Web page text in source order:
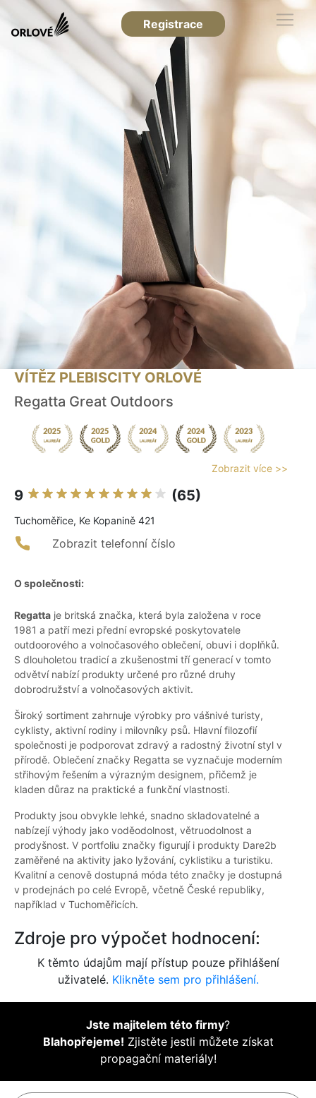
Registrace
VÍTĚZ PLEBISCITY ORLOVÉ
Regatta Great Outdoors
Zobrazit více >>
9 (65)
Tuchoměřice, Ke Kopanině 421
Zobrazit telefonní číslo
O společnosti:
Regatta je britská značka, která byla založena v roce
1981 a patří mezi přední evropské poskytovatele
outdoorového a volnočasového oblečení, obuvi i doplňků.
S dlouholetou tradicí a zkušenostmi tří generací v tomto
odvětví nabízí produkty určené pro různé druhy
dobrodružství a volnočasových aktivit.
Široký sortiment zahrnuje výrobky pro vášnivé turisty,
cyklisty, aktivní rodiny i milovníky psů. Hlavní filozofií
společnosti je podporovat zdravý a radostný životní styl v
přírodě. Oblečení značky Regatta se vyznačuje moderním
střihovým řešením a výrazným designem, přičemž je
kladen důraz na praktické a funkční vlastnosti.
Produkty jsou obvykle lehké, snadno skladovatelné a
nabízejí výhody jako voděodolnost, větruodolnost a
prodyšnost. V portfoliu značky figurují i produkty Dare2b
zaměřené na aktivity jako lyžování, cyklistiku a turistiku.
Kvalitní a cenově dostupná móda této značky je dostupná
v prodejnách po celé Evropě, včetně České republiky,
například v Tuchoměřicích.
Zdroje pro výpočet hodnocení:
K těmto údajům mají přístup pouze přihlášení
uživatelé. Klikněte sem pro přihlášení.
Jste majitelem této firmy?
Blahopřejeme! Zjistěte jestli můžete získat
propagační materiály!